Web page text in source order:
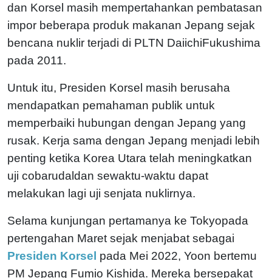
dan Korsel masih mempertahankan pembatasan
impor beberapa produk makanan Jepang sejak
bencana nuklir terjadi di PLTN DaiichiFukushima
pada 2011.
Untuk itu, Presiden Korsel masih berusaha
mendapatkan pemahaman publik untuk
memperbaiki hubungan dengan Jepang yang
rusak. Kerja sama dengan Jepang menjadi lebih
penting ketika Korea Utara telah meningkatkan
uji cobarudaldan sewaktu-waktu dapat
melakukan lagi uji senjata nuklirnya.
Selama kunjungan pertamanya ke Tokyopada
pertengahan Maret sejak menjabat sebagai
Presiden Korsel pada Mei 2022, Yoon bertemu
PM Jepang Fumio Kishida. Mereka bersepakat